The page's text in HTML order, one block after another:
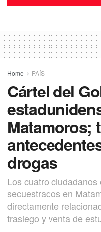
Home PAÍS
Cártel del
Matamoros;
drogas
Los cuatro ciudadanos
secuestrados en
directamente
trasiego y venta de